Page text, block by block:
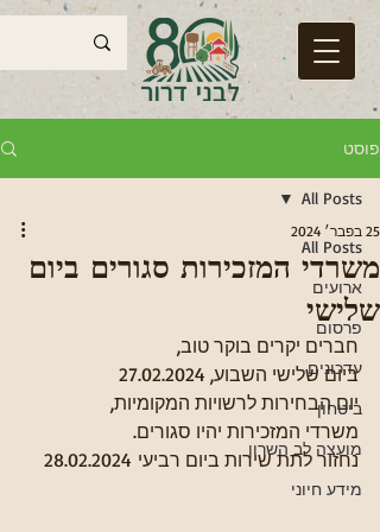
פוסט
All Posts
ארועים
פרסום
עדכונים
ביטחון
מועצה לב השרון
מידע חיוני
All Posts
משרדי המזכירות סגורים ביום
שלישי
25 בפבר׳ 2024
חברים יקרים בוקר טוב,
ביום שלישי השבוע, 27.02.2024
יום הבחירות לרשויות המקומיות,
משרדי המזכירות יהיו סגורים.
נחזור לתת שירות ביום רביעי 28.02.2024